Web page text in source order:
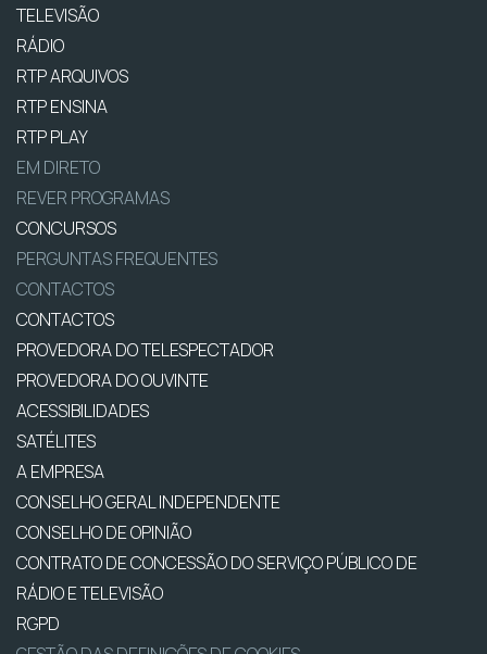
TELEVISÃO
RÁDIO
RTP ARQUIVOS
RTP ENSINA
RTP PLAY
EM DIRETO
REVER PROGRAMAS
CONCURSOS
PERGUNTAS FREQUENTES
CONTACTOS
CONTACTOS
PROVEDORA DO TELESPECTADOR
PROVEDORA DO OUVINTE
ACESSIBILIDADES
SATÉLITES
A EMPRESA
CONSELHO GERAL INDEPENDENTE
CONSELHO DE OPINIÃO
CONTRATO DE CONCESSÃO DO SERVIÇO PÚBLICO DE
RÁDIO E TELEVISÃO
RGPD